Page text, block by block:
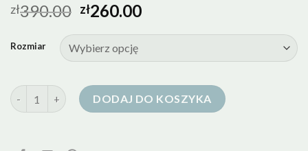
zł390.00 zł260.00
Rozmiar
ilość kurtka puchowa sportowa damska
DODAJ DO KOSZYKA